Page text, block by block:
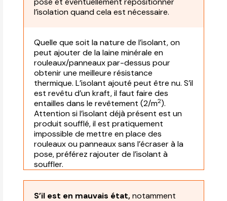
l’isolation quand cela est nécessaire.
Quelle que soit la nature de l’isolant, on
peut ajouter de la laine minérale en
rouleaux/panneaux par-dessus pour
obtenir une meilleure résistance
thermique. L’isolant ajouté peut être nu. S’il
est revêtu d’un kraft, il faut faire des
entailles dans le revêtement (2/m2).
Attention si l’isolant déjà présent est un
produit soufflé, il est pratiquement
impossible de mettre en place des
rouleaux ou panneaux sans l’écraser à la
pose, préférez rajouter de l’isolant à
souffler.
S’il est en mauvais état,notamment